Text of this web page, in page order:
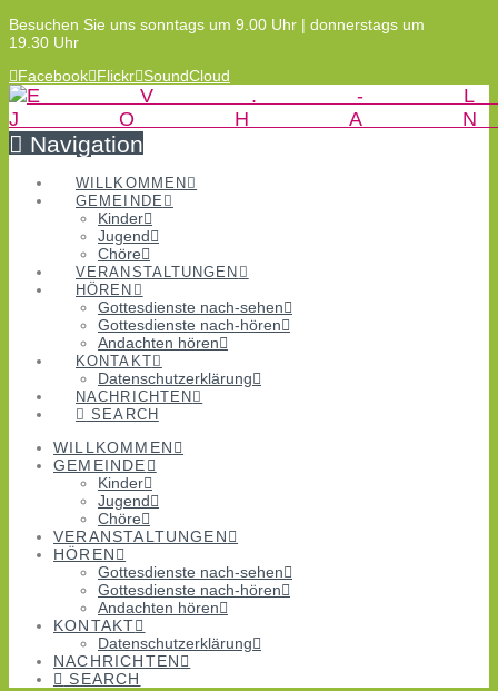
Besuchen Sie uns sonntags um 9.00 Uhr | donnerstags um
19.30 Uhr
Facebook Flickr SoundCloud
Navigation
WILLKOMMEN
GEMEINDE
Kinder
Jugend
Chöre
VERANSTALTUNGEN
HÖREN
Gottesdienste nach-sehen
Gottesdienste nach-hören
Andachten hören
KONTAKT
Datenschutzerklärung
NACHRICHTEN
SEARCH
WILLKOMMEN
GEMEINDE
Kinder
Jugend
Chöre
VERANSTALTUNGEN
HÖREN
Gottesdienste nach-sehen
Gottesdienste nach-hören
Andachten hören
KONTAKT
Datenschutzerklärung
NACHRICHTEN
SEARCH